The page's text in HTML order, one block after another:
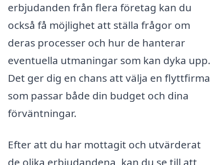
erbjudanden från flera företag kan du
också få möjlighet att ställa frågor om
deras processer och hur de hanterar
eventuella utmaningar som kan dyka upp.
Det ger dig en chans att välja en flyttfirma
som passar både din budget och dina
förväntningar.
Efter att du har mottagit och utvärderat
de olika erbjudandena, kan du se till att